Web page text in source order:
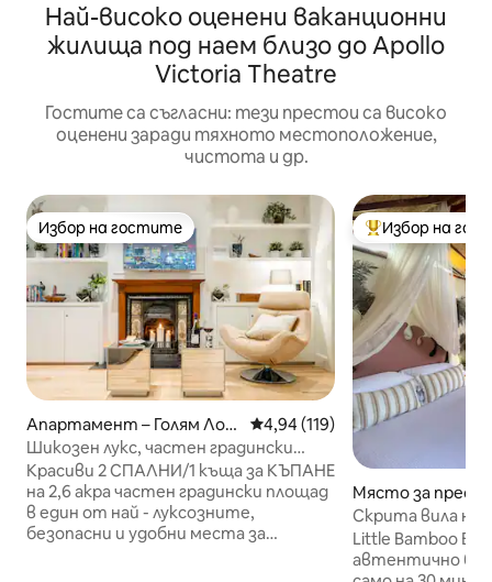
Най-високо оценени ваканционни
жилища под наем близо до Apollo
Victoria Theatre
Гостите са съгласни: тези престои са високо
оценени заради тяхното местоположение,
чистота и др.
Избор на гостите
Избор на гостите
Апартамент – Голям Лон
дон
Средна оценка: 4,94 от 5,
4,94 (119)
Шикозен лукс, частен градински
площад, климатикматик и екстри
Красиви 2 СПАЛНИ/1 къща за КЪПАНЕ
на 2,6 акра частен градински площад
в един от най - луксозните,
безопасни и удобни места за
Най-популярен
Избор на
Място за
дон
Скрита вила на
30 минути от
Little Bamboo
автентично